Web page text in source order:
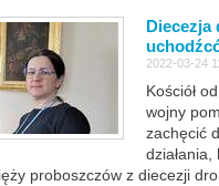
Diecezja
2022-03-24
Kościół
wojny
zachęcić
proboszczów z diecezji